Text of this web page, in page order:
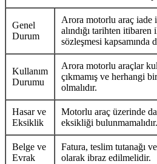
Genel
Durum
Arora motorlu araç iade
alındığı tarihten
sözleşmesi kapsamında
Kullanım
Durumu
Arora motorlu araçlar
çıkmamış ve herhangi
olmalıdır.
Hasar ve
Eksiklik
Motorlu araç üzerinde
eksikliği bulunmamalıdır.
Belge ve
Evrak
Fatura, teslim tutanağı
olarak ibraz edilmelidir.